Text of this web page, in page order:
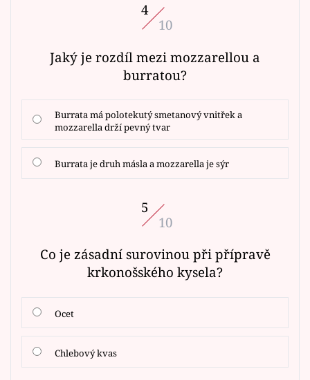
4
10
Jaký je rozdíl mezi mozzarellou a
burratou?
Burrata má polotekutý smetanový vnitřek a
mozzarella drží pevný tvar
Burrata je druh másla a mozzarella je sýr
5
10
Co je zásadní surovinou při přípravě
krkonošského kysela?
Ocet
Chlebový kvas